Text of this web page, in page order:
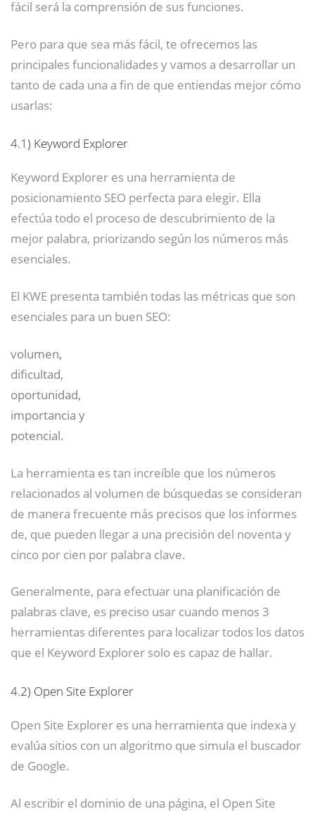
fácil será la comprensión de sus funciones.
Pero para que sea más fácil, te ofrecemos las
principales funcionalidades y vamos a desarrollar un
tanto de cada una a fin de que entiendas mejor cómo
usarlas:
4.1) Keyword Explorer
Keyword Explorer es una herramienta de
posicionamiento SEO perfecta para elegir. Ella
efectúa todo el proceso de descubrimiento de la
mejor palabra, priorizando según los números más
esenciales.
El KWE presenta también todas las métricas que son
esenciales para un buen SEO:
volumen,
dificultad,
oportunidad,
importancia y
potencial.
La herramienta es tan increíble que los números
relacionados al volumen de búsquedas se consideran
de manera frecuente más precisos que los informes
de, que pueden llegar a una precisión del noventa y
cinco por cien por palabra clave.
Generalmente, para efectuar una planificación de
palabras clave, es preciso usar cuando menos 3
herramientas diferentes para localizar todos los datos
que el Keyword Explorer solo es capaz de hallar.
4.2) Open Site Explorer
Open Site Explorer es una herramienta que indexa y
evalúa sitios con un algoritmo que simula el buscador
de Google.
Al escribir el dominio de una página, el Open Site